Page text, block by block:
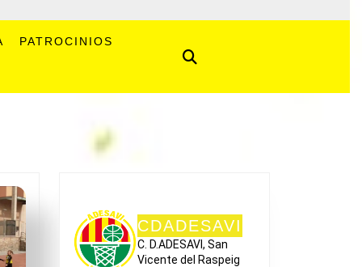
PATROCINIOS
CDADESAVI
C. D.ADESAVI, San
Vicente del Raspeig